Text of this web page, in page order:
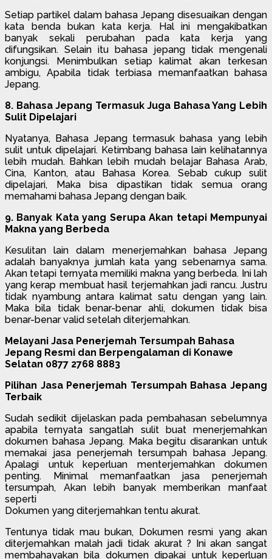
Setiap partikel dalam bahasa Jepang disesuaikan dengan
kata benda bukan kata kerja. Hal ini mengakibatkan
banyak sekali perubahan pada kata kerja yang
difungsikan. Selain itu bahasa jepang tidak mengenali
konjungsi. Menimbulkan setiap kalimat akan terkesan
ambigu, Apabila tidak terbiasa memanfaatkan bahasa
Jepang.
8. Bahasa Jepang Termasuk Juga Bahasa Yang Lebih
Sulit Dipelajari
Nyatanya, Bahasa Jepang termasuk bahasa yang lebih
sulit untuk dipelajari. Ketimbang bahasa lain kelihatannya
lebih mudah. Bahkan lebih mudah belajar Bahasa Arab,
Cina, Kanton, atau Bahasa Korea. Sebab cukup sulit
dipelajari, Maka bisa dipastikan tidak semua orang
memahami bahasa Jepang dengan baik.
9. Banyak Kata yang Serupa Akan tetapi Mempunyai
Makna yang Berbeda
Kesulitan lain dalam menerjemahkan bahasa Jepang
adalah banyaknya jumlah kata yang sebenarnya sama.
Akan tetapi ternyata memiliki makna yang berbeda. Ini lah
yang kerap membuat hasil terjemahkan jadi rancu. Justru
tidak nyambung antara kalimat satu dengan yang lain.
Maka bila tidak benar-benar ahli, dokumen tidak bisa
benar-benar valid setelah diterjemahkan.
Melayani Jasa Penerjemah Tersumpah Bahasa
Jepang Resmi dan Berpengalaman di Konawe
Selatan 0877 2768 8883
Pilihan Jasa Penerjemah Tersumpah Bahasa Jepang
Terbaik
Sudah sedikit dijelaskan pada pembahasan sebelumnya
apabila ternyata sangatlah sulit buat menerjemahkan
dokumen bahasa Jepang. Maka begitu disarankan untuk
memakai jasa penerjemah tersumpah bahasa Jepang.
Apalagi untuk keperluan menterjemahkan dokumen
penting. Minimal memanfaatkan jasa penerjemah
tersumpah, Akan lebih banyak memberikan manfaat
seperti
Dokumen yang diterjemahkan tentu akurat.
Tentunya tidak mau bukan, Dokumen resmi yang akan
diterjemahkan malah jadi tidak akurat ? Ini akan sangat
membahayakan bila dokumen dipakai untuk keperluan